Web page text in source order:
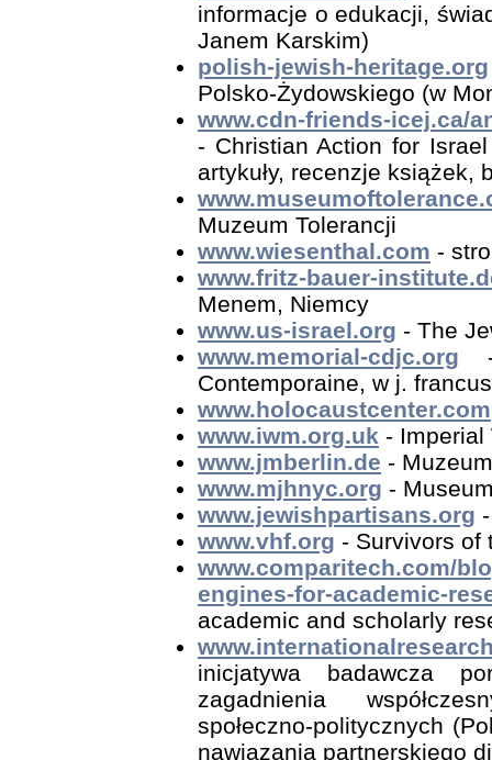
informacje o edukacji,
Janem Karskim)
polish-jewish-heritage.org
Polsko-Żydowskiego (w
www.cdn-friends-icej.ca/
- Christian Action for
artykuły, recenzje książek,
Muzeum Tolerancji
www.wiesenthal.com -
www.fritz-bauer-
Menem, Niemcy
www.us-israel.org - The
www.memorial-cdjc.org -
Contemporaine, w j.
www.holocaustcenter.com
www.iwm.org.uk - Imperial
www.jmberlin.de -
www.mjhnyc.org -
www.jewishpartisans.org
www.vhf.org - Survivors of
www.comparitech.com/
engines-for-academic-
academic and scholarly
inicjatywa badawcza
zagadnienia
społeczno-politycznych
nawiązania partnerskiego